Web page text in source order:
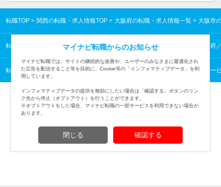
転職TOP 関西の転職・求人情報TOP 大阪府の転職・求人情報一覧 大阪市
転職TOP 関西の転職・求人情報TOP 大阪府の転職・求人情報一覧 大阪府
転職TOP 医療・福祉から探す 医療・福祉の転職・求人情報一覧 医療サー
(c) Mynavi Corporation
マイナビ転職からのお知らせ
マイナビ転職では、サイトの継続的な改善や、ユーザーのみなさまに最適化され
た広告を配信すること等を目的に、Cookie等の「インフォマティブデータ」を利
用しています。
インフォマティブデータの提供を無効にしたい場合は「確認する」ボタンのリン
ク先から停止（オプトアウト）を行うことができます。
※オプトアウトをした場合、マイナビ転職の一部サービスを利用できない場合が
あります。
閉じる 確認する